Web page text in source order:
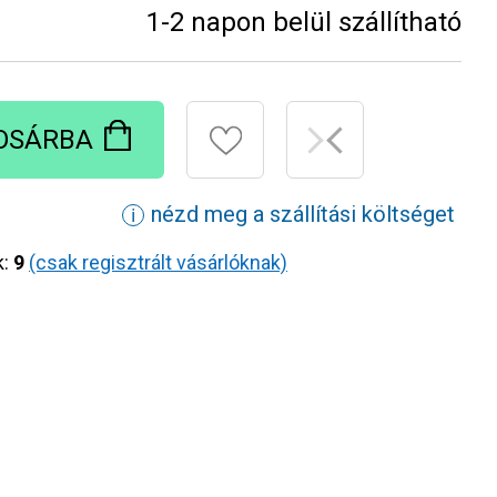
1-2 napon belül szállítható
ℹ nézd meg a szállítási költséget
9 (csak regisztrált vásárlóknak)